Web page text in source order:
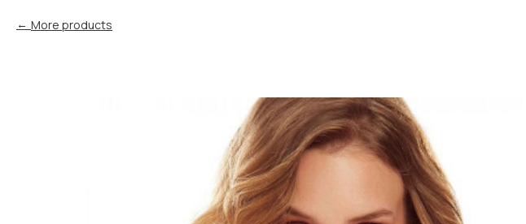
More products